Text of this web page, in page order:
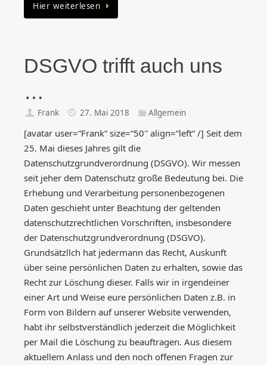
Hier weiterlesen
DSGVO trifft auch uns
…
Frank 27. Mai 2018 Allgemein
[avatar user=“Frank“ size=“50″ align=“left“ /] Seit dem
25. Mai dieses Jahres gilt die
Datenschutzgrundverordnung (DSGVO). Wir messen
seit jeher dem Datenschutz große Bedeutung bei. Die
Erhebung und Verarbeitung personenbezogenen
Daten geschieht unter Beachtung der geltenden
datenschutzrechtlichen Vorschriften, insbesondere
der Datenschutzgrundverordnung (DSGVO).
Grundsätzllch hat jedermann das Recht, Auskunft
über seine persönlichen Daten zu erhalten, sowie das
Recht zur Löschung dieser. Falls wir in irgendeiner
einer Art und Weise eure persönlichen Daten z.B. in
Form von Bildern auf unserer Website verwenden,
habt ihr selbstverständlich jederzeit die Möglichkeit
per Mail die Löschung zu beauftragen. Aus diesem
aktuellem Anlass und den noch offenen Fragen zur